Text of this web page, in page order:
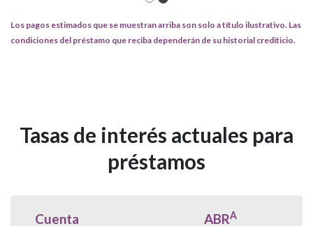
Los pagos estimados que se muestran arriba son solo a título ilustrativo. Las
condiciones del préstamo que reciba dependerán de su historial crediticio.
Tasas de interés actuales para
préstamos
Cuenta ABRA